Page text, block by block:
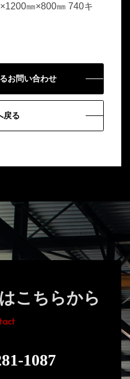
㎜×800㎜ 740キ
お問い合わせ
戻る
こちらから
1087